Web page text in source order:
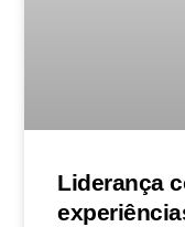
Liderança